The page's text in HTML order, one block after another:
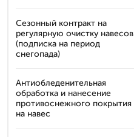
Сезонный контракт на
регулярную очистку навесов
(подписка на период
снегопада)
Антиобледенительная
обработка и нанесение
противоснежного покрытия
на навес